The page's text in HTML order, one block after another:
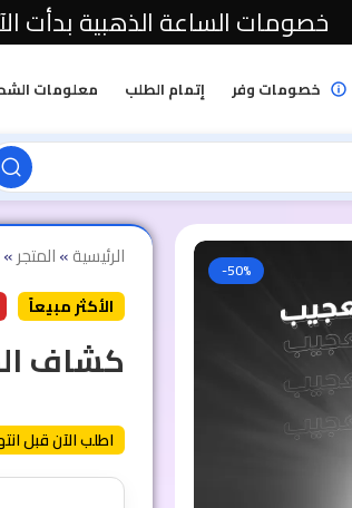
خصومات وفر إتمام الطلب معلومات
-50% الرئيسية»المتجر»
الأكثر مبيعاً
كشاف
اطلب الآن قبل
خصومات الساعة الذهبية بدأت